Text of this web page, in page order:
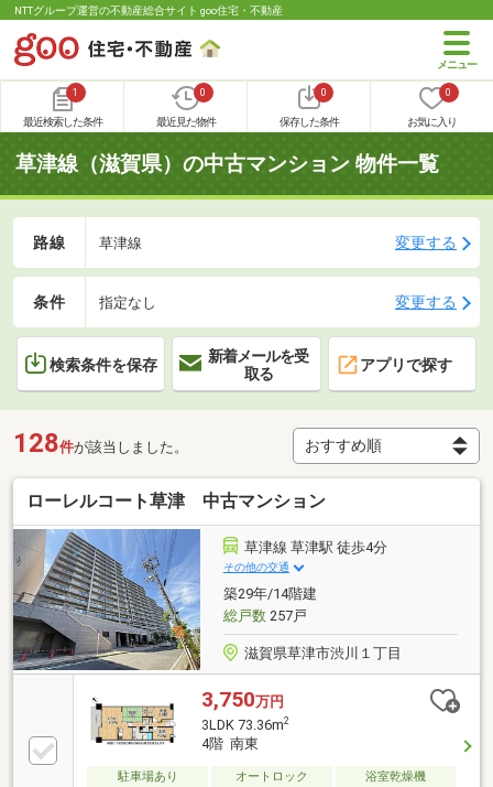
NTTグループ運営の不動産総合サイト goo住宅・不動産
1
最近検索した条件
0
最近見た物件
0
保存した条件
0
お気に入り
草津線（滋賀県）の中古マンション 物件一覧
路線 草津線 変更する
条件 指定なし 変更する
検索条件を保存
新着メールを受
取る
アプリで探す
128件が該当しました。
ローレルコート草津 中古マンション
草津線 草津駅 徒歩4分
その他の交通
築29年/14階建
総戸数257戸
滋賀県草津市渋川１丁目
3,750万円
3LDK 73.36m2
4階 南東
駐車場あり オートロック 浴室乾燥機